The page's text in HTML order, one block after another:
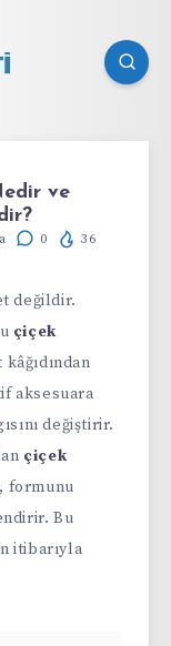
ve
0 36
değildir.
çiçek
aksesuara
değiştirir.
çiçek
formunu
Bu
itibarıyla